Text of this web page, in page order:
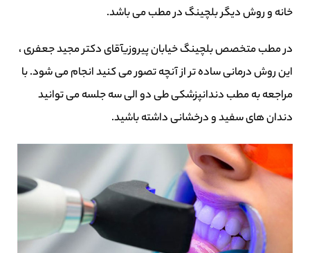
خانه و روش دیگر بلچینگ در مطب می باشد.
در مطب متخصصبلچینگ خیابان پیروزیآقای دکتر مجید جعفری،
این روش درمانی ساده تر از آنچه تصور می کنید انجام می شود. با
مراجعه به مطب دندانپزشکی طی دو الی سه جلسه می توانید
دندان های سفید و درخشانی داشته باشید.